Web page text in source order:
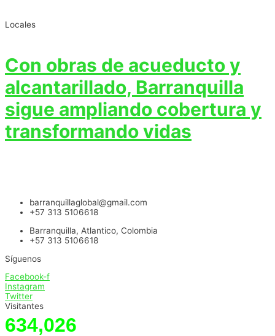
Locales
Con obras de acueducto y
alcantarillado, Barranquilla
sigue ampliando cobertura y
transformando vidas
barranquillaglobal@gmail.com
+57 313 5106618
Barranquilla, Atlantico, Colombia
+57 313 5106618
Síguenos
Facebook-f
Instagram
Twitter
Visitantes
634,026